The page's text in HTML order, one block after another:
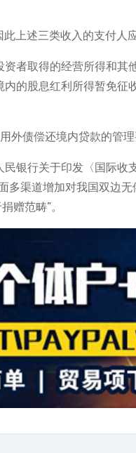
此上述三类收入的支付人
者取得的经营所得和
的股息红利所得暂免
外债偿还境内贷款的管理
银行关于印发〈国际
多渠道增加对我国双边
赠范畴”。